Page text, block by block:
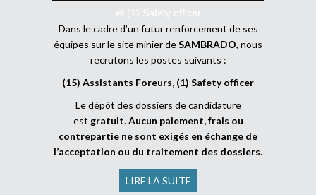
et (1) Safety officer
Dans le cadre d’un futur renforcement de ses
équipes sur le site minier deSAMBRADO, nous
recrutons les postes suivants :
(15) Assistants Foreurs, (1) Safety officer
Le dépôt des dossiers de candidature
est gratuit.Aucun paiement, frais ou
contrepartie ne sont exigés en échange de
l’acceptation ou du traitement des dossiers.
LIRE LA SUITE